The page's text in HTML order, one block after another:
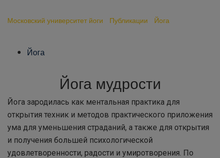
Московский университет йоги Публикации Йога
Йога
Йога мудрости
Йога зародилась как ментальная практика для
открытия техник и методов практического приложения
ума для уменьшения страданий, а также для открытия
и получения большей психологической
удовлетворенности, радости и умиротворения. По